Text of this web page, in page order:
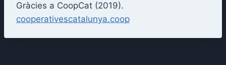
Gràcies a CoopCat (2019).
cooperativescatalunya.coop